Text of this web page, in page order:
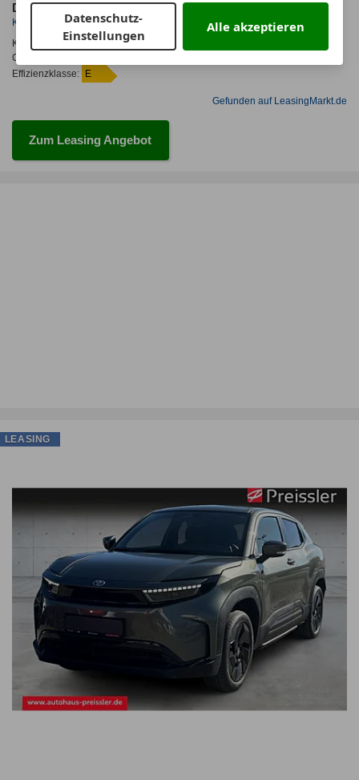
Diesel
Kraftstoff
Kraftstoffverbr.¹: ca. 5,4 l/100km
CO
Effizienzklasse:
E
Gefunden auf LeasingMarkt.de
Zum Leasing Angebot
LEASING
Datenschutz-
Einstellungen
Alle akzeptieren